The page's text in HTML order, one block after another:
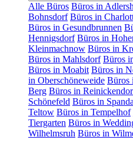
Alle Büros Büros in
Bohnsdorf Büros in
Büros in Gesundbrunnen
Hennigsdorf Büros in
Kleinmachnow Büros in
Büros in Mahlsdorf Büros
Büros in Moabit Büros in
in Oberschöneweide Büros
Berg Büros in
Schönefeld Büros in
Teltow Büros in Tempelhof
Tiergarten Büros in
Wilhelmsruh Büros in